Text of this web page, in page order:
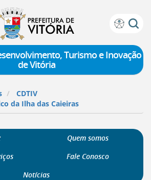
Turismo e Inovação
de Vitória
CDTIV
da Ilha das Caieiras
Quem somos
Fale Conosco
Notícias